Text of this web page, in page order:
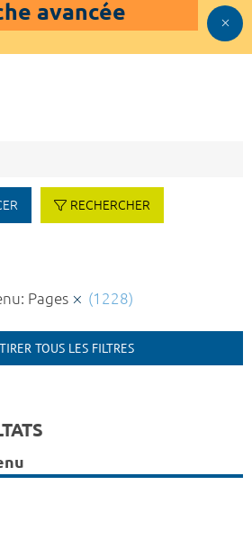
avancée
RECHERCHER
Pages (1228)
TOUS LES FILTRES